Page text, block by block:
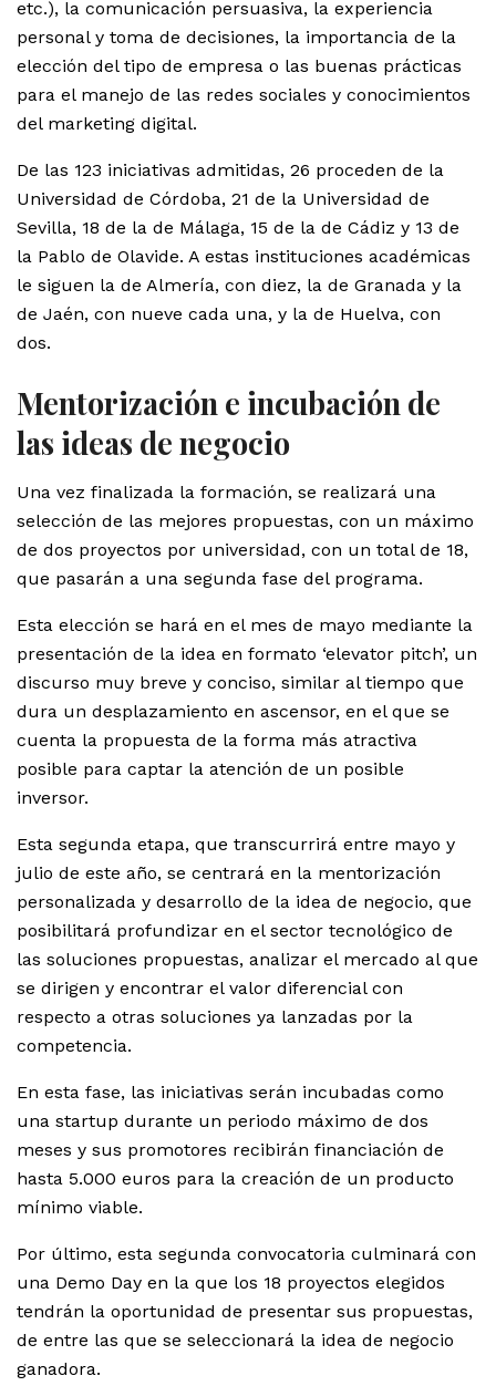
etc.), la comunicación persuasiva, la experiencia
personal y toma de decisiones, la importancia de la
elección del tipo de empresa o las buenas prácticas
para el manejo de las redes sociales y conocimientos
del marketing digital.
De las 123 iniciativas admitidas, 26 proceden de la
Universidad de Córdoba, 21 de la Universidad de
Sevilla, 18 de la de Málaga, 15 de la de Cádiz y 13 de
la Pablo de Olavide. A estas instituciones académicas
le siguen la de Almería, con diez, la de Granada y la
de Jaén, con nueve cada una, y la de Huelva, con
dos.
Mentorización e incubación de
las ideas de negocio
Una vez finalizada la formación, se realizará una
selección de las mejores propuestas, con un máximo
de dos proyectos por universidad, con un total de 18,
que pasarán a una segunda fase del programa.
Esta elección se hará en el mes de mayo mediante la
presentación de la idea en formato ‘elevator pitch’, un
discurso muy breve y conciso, similar al tiempo que
dura un desplazamiento en ascensor, en el que se
cuenta la propuesta de la forma más atractiva
posible para captar la atención de un posible
inversor.
Esta segunda etapa, que transcurrirá entre mayo y
julio de este año, se centrará en la mentorización
personalizada y desarrollo de la idea de negocio, que
posibilitará profundizar en el sector tecnológico de
las soluciones propuestas, analizar el mercado al que
se dirigen y encontrar el valor diferencial con
respecto a otras soluciones ya lanzadas por la
competencia.
En esta fase, las iniciativas serán incubadas como
una startup durante un periodo máximo de dos
meses y sus promotores recibirán financiación de
hasta 5.000 euros para la creación de un producto
mínimo viable.
Por último, esta segunda convocatoria culminará con
una Demo Day en la que los 18 proyectos elegidos
tendrán la oportunidad de presentar sus propuestas,
de entre las que se seleccionará la idea de negocio
ganadora.